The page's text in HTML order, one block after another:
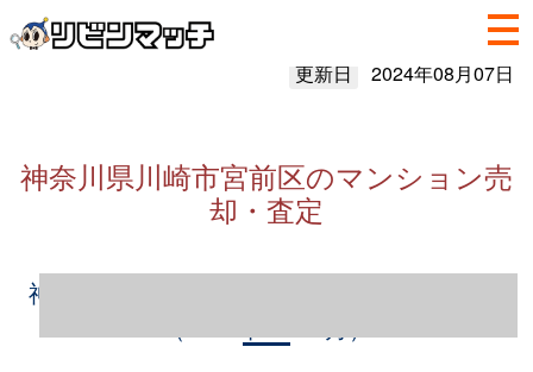
更新日 2024年08月07日
神奈川県川崎市宮前区のマンション売
却・査定
神奈川県川崎市宮前区のマンション売却情報